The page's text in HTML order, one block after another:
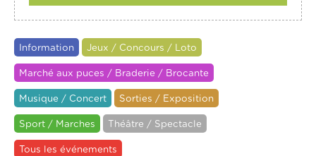
Information Jeux / Concours / Loto
Marché aux puces / Braderie / Brocante
Musique / Concert Sorties / Exposition
Sport / Marches Théâtre / Spectacle
Tous les événements